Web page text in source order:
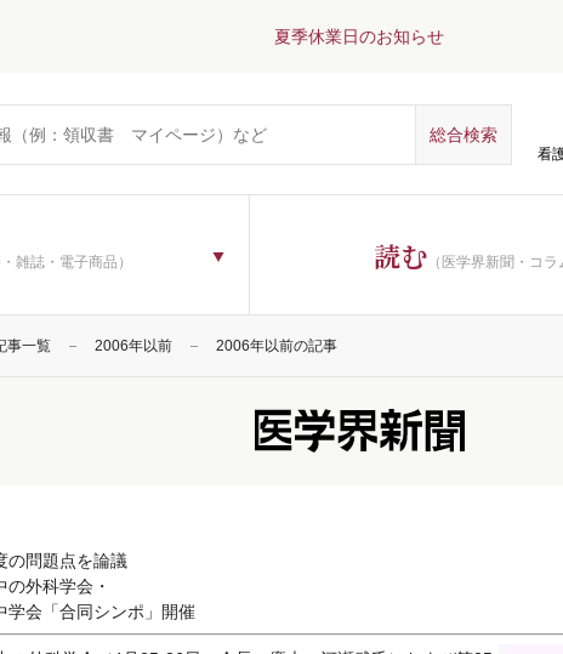
夏季休業日のお知らせ
看
・雑誌・電子商品） 読む （医学界新聞・コラ
事一覧 2006年以前 2006年以前の記事
の問題点を論議
外科学会・
学会「合同シンポ」開催